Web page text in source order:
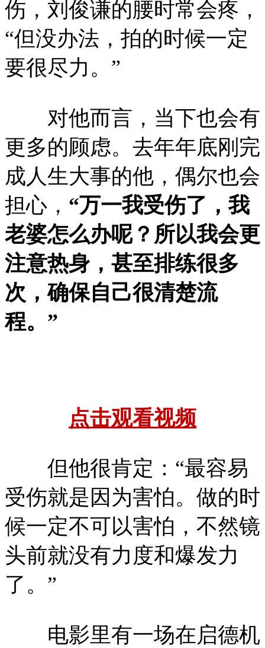
伤，刘俊谦的腰时常会疼，
“但没办法，拍的时候一定
要很尽力。”
对他而言，当下也会有
更多的顾虑。去年年底刚完
成人生大事的他，偶尔也会
担心， “万一我受伤了，我
老婆怎么办呢？所以我会更
注意热身，甚至排练很多
次，确保自己很清楚流
程。”
点击观看视频
但他很肯定：“最容易
受伤就是因为害怕。做的时
候一定不可以害怕，不然镜
头前就没有力度和爆发力
了。”
电影里有一场在启德机